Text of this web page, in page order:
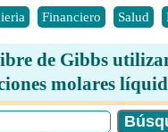
Financiero Salud
de Gibbs
molares